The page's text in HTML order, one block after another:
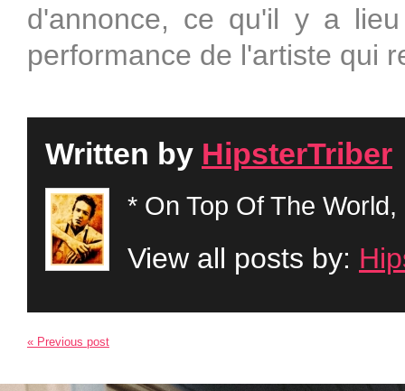
d'annonce, ce qu'il y a
performance de l'artiste qui
Written by HipsterTriber
* On Top Of The
View all posts by:
« Previous post